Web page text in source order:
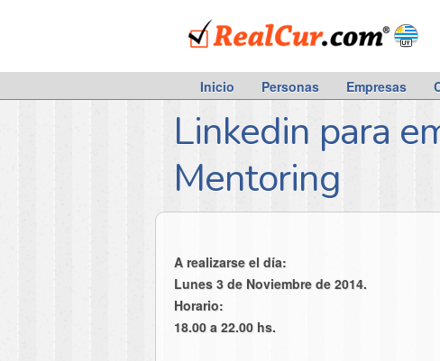
RealCur.com
Inicio Personas Empresas
Linkedin para
Mentoring
A realizarse el día:
Lunes 3 de Noviembre de 2014.
Horario:
18.00 a 22.00 hs.